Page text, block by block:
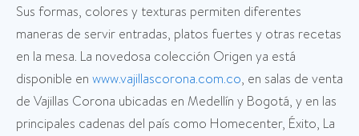
Sus formas, colores y texturas permiten diferentes
maneras de servir entradas, platos fuertes y otras recetas
en la mesa. La novedosa colección Origen ya está
disponible en www.vajillascorona.com.co, en salas de venta
de Vajillas Corona ubicadas en Medellín y Bogotá, y en las
principales cadenas del país como Homecenter, Éxito, La